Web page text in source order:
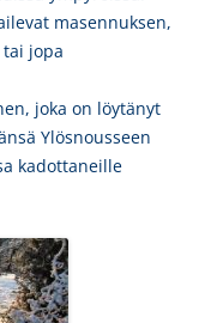
masennuksen,
jopa
joka on löytänyt
Ylösnousseen
kadottaneille